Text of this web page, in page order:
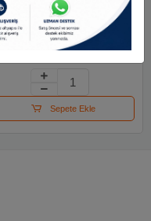
Swing Cool
çamur
Sepete Ekle